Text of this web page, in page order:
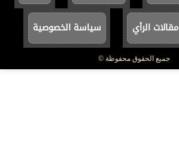
مقالات الرأي سياسة الخصوصية
جميع الحقوق محفوظة ©